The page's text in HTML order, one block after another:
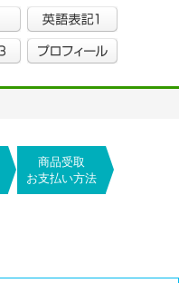
商品受取
お支払い方法